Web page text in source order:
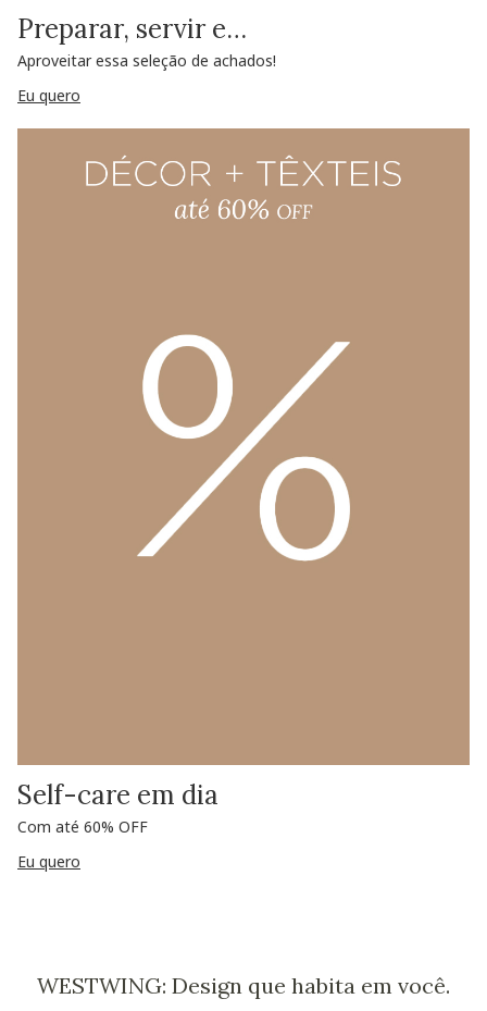
Preparar, servir e…
Aproveitar essa seleção de achados!
Eu quero
Self-care em dia
Com até 60% OFF
Eu quero
WESTWING: Design que habita em você.